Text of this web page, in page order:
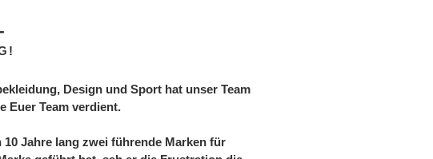
Design und Sport hat unser Team
Euer Team verdient.
Jahre lang zwei führende Marken für